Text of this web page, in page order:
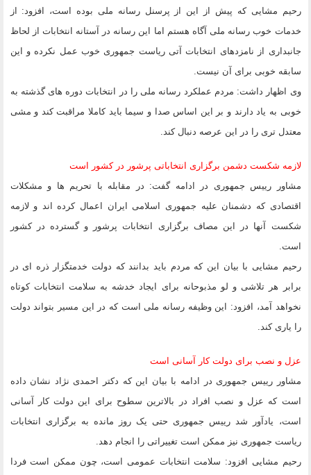
رحیم مشایی که پیش از این از پرسنل رسانه ملی بوده است، افزود: از
خدمات خوب رسانه ملی آگاه هستم اما این رسانه در آستانه انتخابات از لحاظ
جانبداری از نامزدهای انتخابات آتی ریاست جمهوری خوب عمل نکرده و این
سابقه خوبی برای آن نیست.
وی اظهار داشت: مردم عملکرد رسانه ملی را در انتخابات دوره های گذشته به
خوبی به یاد دارند و بر این اساس صدا و سیما باید کاملا مراقبت کند و مشی
معتدل تری را در این عرصه دنبال کند.
لازمه شکست دشمن برگزاری انتخاباتی پرشور در کشور است
مشاور رییس جمهوری در ادامه گفت: در مقابله با تحریم ها و مشکلات
اقتصادی که دشمنان علیه جمهوری اسلامی ایران اعمال کرده اند و لازمه
شکست آنها در این مصاف برگزاری انتخابات پرشور و گسترده در کشور
است.
رحیم مشایی با بیان این که مردم باید بدانند که دولت خدمتگزار ذره ای در
برابر هر تلاشی و لو مذبوحانه برای ایجاد خدشه به سلامت انتخابات کوتاه
نخواهد آمد، افزود: این وظیفه رسانه ملی است که در این مسیر بتواند دولت
را یاری کند.
عزل و نصب برای دولت کار آسانی است
مشاور رییس جمهوری در ادامه با بیان این که دکتر احمدی نژاد نشان داده
است که عزل و نصب افراد در بالاترین سطوح برای این دولت کار آسانی
است، یادآور شد رییس جمهوری حتی یک روز مانده به برگزاری انتخابات
ریاست جمهوری نیز ممکن است تغییراتی را انجام دهد.
رحیم مشایی افزود: سلامت انتخابات عمومی است، چون ممکن است فردا